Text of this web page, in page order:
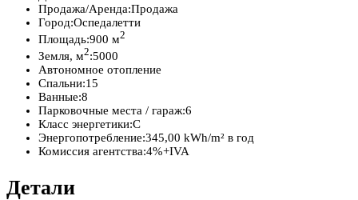
Продажа/Аренда:Продажа
Город:Оспедалетти
Площадь:900 м2
Земля, м2:5000
Автономное отопление
Спальни:15
Ванные:8
Парковочные места / гараж:6
Класс энергетики:C
Энергопотребление:345,00 kWh/m² в год
Комиссия агентства:4%+IVA
Детали